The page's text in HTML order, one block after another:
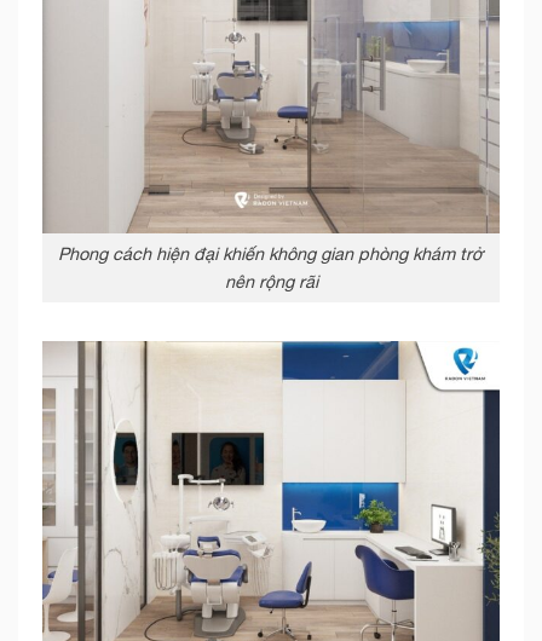
Phong cách hiện đại khiến không gian phòng khám trở
nên rộng rãi